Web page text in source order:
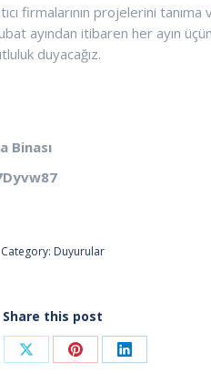
firmalarının projelerini
ayından itibaren her ayın
duyacağız.
Binası
Category: Duyurular
Share this post
Share Share Share